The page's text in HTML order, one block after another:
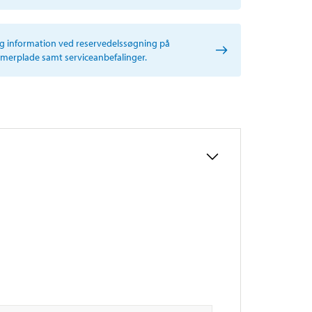
information ved reservedelssøgning på
samt serviceanbefalinger.